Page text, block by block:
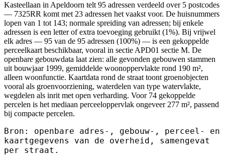
Kasteellaan in Apeldoorn telt 95 adressen verdeeld over 5 postcodes
— 7325RR komt met 23 adressen het vaakst voor. De huisnummers
lopen van 1 tot 143; normale spreiding van adressen; bij enkele
adressen is een letter of extra toevoeging gebruikt (1%). Bij vrijwel
elk adres — 95 van de 95 adressen (100%) — is een gekoppelde
perceelkaart beschikbaar, vooral in sectie APD01 sectie M. De
openbare gebouwdata laat zien: alle gevonden gebouwen stammen
uit bouwjaar 1999, gemiddelde woonoppervlakte rond 190 m²,
alleen woonfunctie. Kaartdata rond de straat toont groenobjecten
vooral als groenvoorziening, waterdelen van type watervlakte,
wegdelen als inrit met open verharding. Voor 74 gekoppelde
percelen is het mediaan perceeloppervlak ongeveer 277 m², passend
bij compacte percelen.
Bron: openbare adres-, gebouw-, perceel- en
kaartgegevens van de overheid, samengevat
per straat.